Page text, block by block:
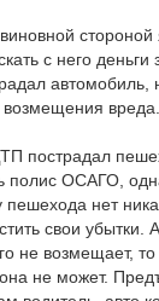
стороной
с него
автомобиль,
вреда.
пострадал
полис ОСАГО,
пешехода нет
свои убытки.
не возмещает,
не может.